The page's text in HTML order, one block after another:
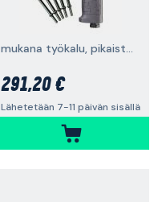
mukana työkalu, pikaistukka ja 5 talttaa
291,20 €
Lähetetään 7-11 päivän sisällä